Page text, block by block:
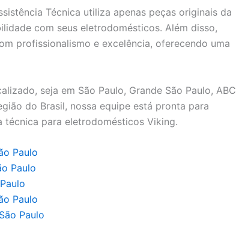
Técnica utiliza apenas peças originais da
com seus eletrodomésticos. Além disso,
profissionalismo e excelência, oferecendo uma
seja em São Paulo, Grande São Paulo, ABC
do Brasil, nossa equipe está pronta para
técnica para eletrodomésticos Viking.
Paulo
Paulo
Paulo
Paulo